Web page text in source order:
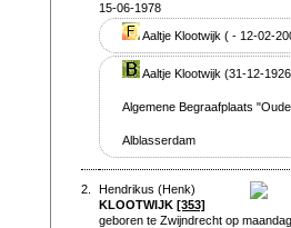
15-06-1978
Aaltje Klootwijk ( - 12-02-
Aaltje Klootwijk (31-12-
Algemene Begraafplaats
Alblasserdam
2.
Hendrikus (Henk)
KLOOTWIJK [353]
geboren te Zwijndrecht op